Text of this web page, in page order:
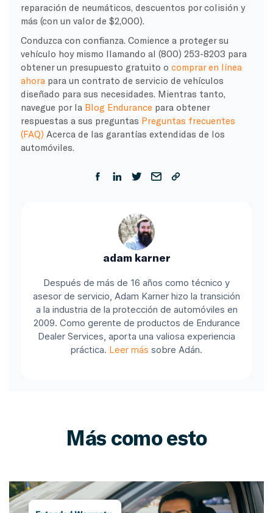
reparación de neumáticos, descuentos por colisión y
más (con un valor de $2,000).
Conduzca con confianza. Comience a proteger su
vehículo hoy mismo llamando al (800) 253-8203 para
obtener un presupuesto gratuito o comprar en línea
ahora para un contrato de servicio de vehículos
diseñado para sus necesidades. Mientras tanto,
navegue por la Blog Endurance para obtener
respuestas a sus preguntas Preguntas frecuentes
(FAQ) Acerca de las garantías extendidas de los
automóviles.
adam karner
Después de más de 16 años como técnico y
asesor de servicio, Adam Karner hizo la transición
a la industria de la protección de automóviles en
2009. Como gerente de productos de Endurance
Dealer Services, aporta una valiosa experiencia
práctica. Leer más sobre Adán.
Más como esto